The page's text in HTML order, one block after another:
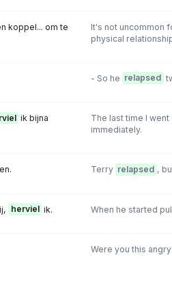
koppel... om te
It's not uncommon
physical
- So he relapsed
ik bijna
The last time I
immediately.
Terry relapsed ,
herviel ik. When he started
Were you this